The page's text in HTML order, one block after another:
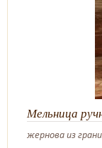
Мельница
жернова из